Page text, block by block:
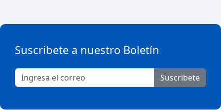
Suscribete a nuestro Boletín
Suscribete